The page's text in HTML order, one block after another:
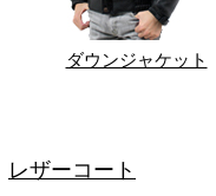
ダウンジャケット
レザーコート